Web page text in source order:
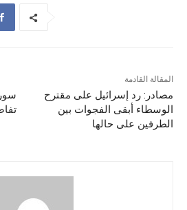
المقالة القادمة
مصادر: رد إسرائيل على مقترح
الوسطاء أبقى الفجوات بين
الطرفين على حالها